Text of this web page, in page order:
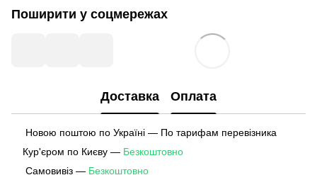
Поширити у соцмережах
Доставка Оплата
Новою поштою по Україні — По тарифам перевізника
Кур'єром по Києву — Безкоштовно
Самовивіз — Безкоштовно